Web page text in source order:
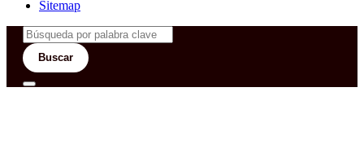
Sitemap
Buscar